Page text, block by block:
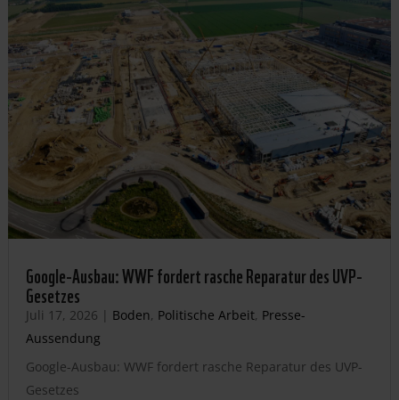
Google-Ausbau: WWF fordert rasche Reparatur des UVP-
Gesetzes
Juli 17, 2026 | Boden, Politische Arbeit, Presse-
Aussendung
Google-Ausbau: WWF fordert rasche Reparatur des UVP-
Gesetzes